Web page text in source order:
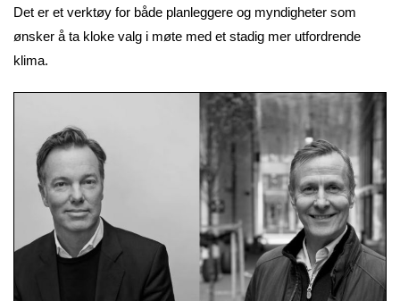
Det er et verktøy for både planleggere og myndigheter som
ønsker å ta kloke valg i møte med et stadig mer utfordrende
klima.